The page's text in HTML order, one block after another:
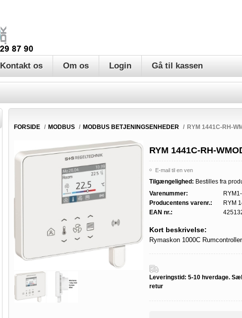
Kontakt os Om os Login Gå til kassen
FORSIDE / MODBUS / MODBUS BETJENINGSENHEDER / RYM 1441C-RH-
RYM 1441C-RH-
E-mail til en ven
Tilgængelighed: Bestilles fra
Varenummer:
Producentens varenr.:
RYM
EAN nr.:
Kort beskrivelse:
Rymaskon 1000C
Leveringstid: 5-10 hverdage.
retur